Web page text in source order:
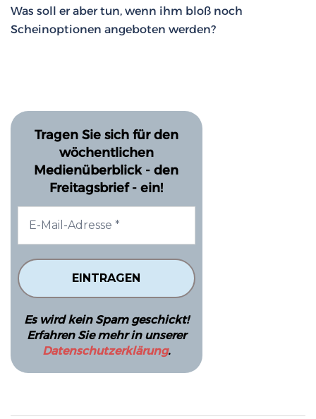
Was soll er aber tun, wenn ihm bloß noch
Scheinoptionen angeboten werden?
Tragen Sie sich für den
wöchentlichen
Medienüberblick - den
Freitagsbrief - ein!
Es wird kein Spam geschickt!
Erfahren Sie mehr in unserer
Datenschutzerklärung.